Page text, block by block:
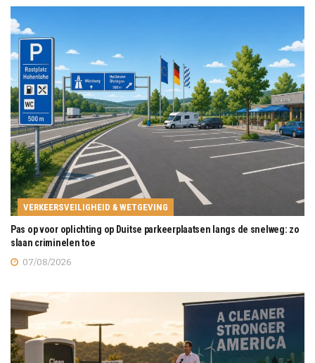
VERKEERSVEILIGHEID & WETGEVING
Pas op voor oplichting op Duitse parkeerplaatsen langs de snelweg: zo
slaan criminelen toe
07/08/2026